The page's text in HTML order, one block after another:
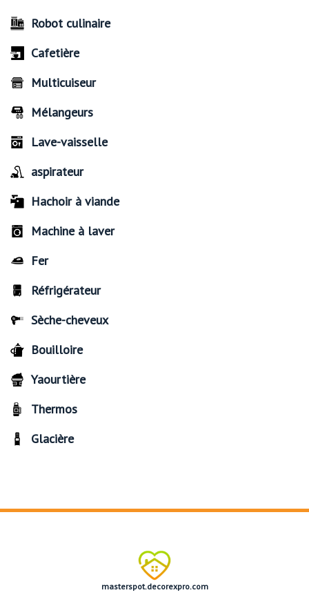
Robot culinaire
Cafetière
Multicuiseur
Mélangeurs
Lave-vaisselle
aspirateur
Hachoir à viande
Machine à laver
Fer
Réfrigérateur
Sèche-cheveux
Bouilloire
Yaourtière
Thermos
Glacière
masterspot.decorexpro.com